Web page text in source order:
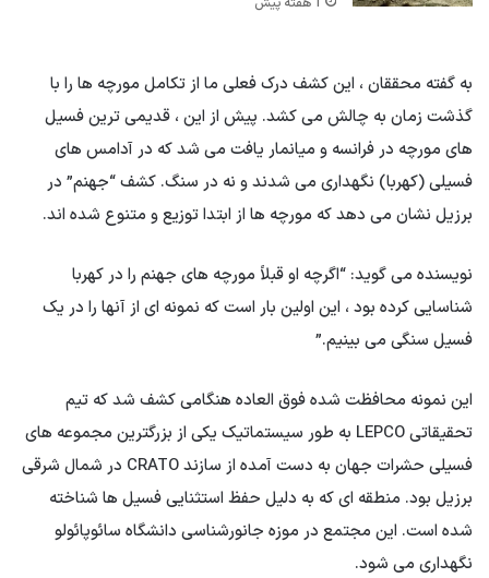
به گفته محققان ، این کشف درک فعلی ما از تکامل مورچه ها را با
گذشت زمان به چالش می کشد. پیش از این ، قدیمی ترین فسیل
های مورچه در فرانسه و میانمار یافت می شد که در آدامس های
فسیلی (کهربا) نگهداری می شدند و نه در سنگ. کشف “جهنم” در
برزیل نشان می دهد که مورچه ها از ابتدا توزیع و متنوع شده اند.
نویسنده می گوید: “اگرچه او قبلاً مورچه های جهنم را در کهربا
شناسایی کرده بود ، این اولین بار است که نمونه ای از آنها را در یک
فسیل سنگی می بینیم.”
این نمونه محافظت شده فوق العاده هنگامی کشف شد که تیم
تحقیقاتی LEPCO به طور سیستماتیک یکی از بزرگترین مجموعه های
فسیلی حشرات جهان به دست آمده از سازند CRATO در شمال شرقی
برزیل بود. منطقه ای که به دلیل حفظ استثنایی فسیل ها شناخته
شده است. این مجتمع در موزه جانورشناسی دانشگاه سائوپائولو
نگهداری می شود.